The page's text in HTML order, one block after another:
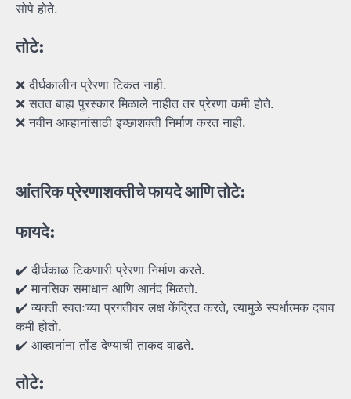
सोपे होते.
तोटे:
❌ दीर्घकालीन प्रेरणा टिकत नाही.
❌ सतत बाह्य पुरस्कार मिळाले नाहीत तर प्रेरणा कमी होते.
❌ नवीन आव्हानांसाठी इच्छाशक्ती निर्माण करत नाही.
आंतरिकप्रेरणाशक्तीचेफायदेआणितोटे:
फायदे:
✔️ दीर्घकाळ टिकणारी प्रेरणा निर्माण करते.
✔️ मानसिक समाधान आणि आनंद मिळतो.
✔️ व्यक्ती स्वतःच्या प्रगतीवर लक्ष केंद्रित करते, त्यामुळे स्पर्धात्मक दबाव
कमी होतो.
✔️ आव्हानांना तोंड देण्याची ताकद वाढते.
तोटे: